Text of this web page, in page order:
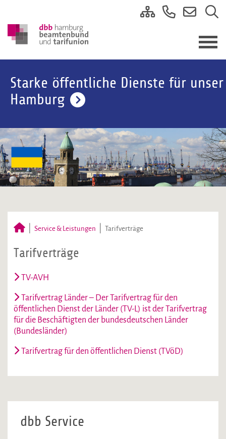
Starke öffentliche Dienste für unser
Hamburg
Service & Leistungen Tarifverträge
Tarifverträge
TV-AVH
Tarifvertrag Länder – Der Tarifvertrag für den
öffentlichen Dienst der Länder (TV-L) ist der Tarifvertrag
für die Beschäftigten der bundesdeutschen Länder
(Bundesländer)
Tarifvertrag für den öffentlichen Dienst (TVöD)
dbb Service